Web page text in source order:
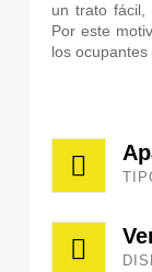
un trato fácil,
Por este
los